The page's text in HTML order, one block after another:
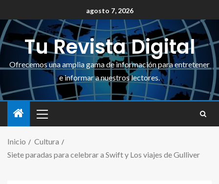
agosto 7, 2026
Tu Revista Digital
Ofrecemos una amplia gama de información para entretener
e informar a nuestros lectores.
Inicio
Cultura
Siete paradas para celebrar a Swift y Los viajes de Gulliver